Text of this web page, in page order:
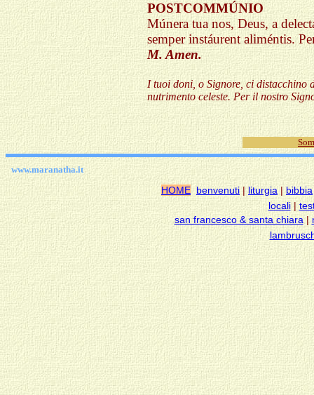
POSTCOMMÚNIO
Múnera tua nos, Deus, a
semper instáurent aliméntis.
M. Amen.
I tuoi doni, o Signore, ci distacchino
nutrimento celeste. Per il nostro
www.maranatha.it
HOME benvenuti | liturgia | bibbia
locali|
san francesco & santa chiara |